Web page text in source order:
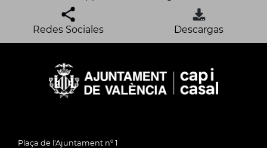
Redes Sociales Descargas
Plaça de l'Ajuntament nº 1